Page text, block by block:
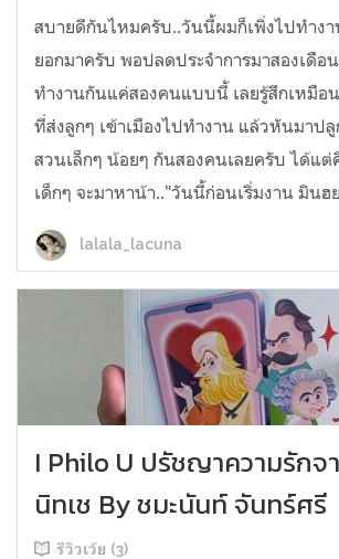
สบายดีกันไหมครับ..วันนี้ผมก็เพิ่งไปทำง
ยอกมาครับ พอปลดประจำการมาสองเดือ
ทำงานกันแค่สองคนแบบนี้ เลยรู้สึกเหมือ
ที่ส่งลูกๆ เข้าเมืองไปทำงาน แล้วหันมาป
สวนเล็กๆ น้อยๆ กันสองคนเลยครับ ได้แต่
เด็กๆ จะมาหาน้า.."วันนี้ก่อนเริ่มงาน มินฮ
lalala_lacuna
I Philo U ปรัชญาความรักจ
นิทเช By ชมะนันท์ จันทร์ศรี
รีวิวเว้ย (3)